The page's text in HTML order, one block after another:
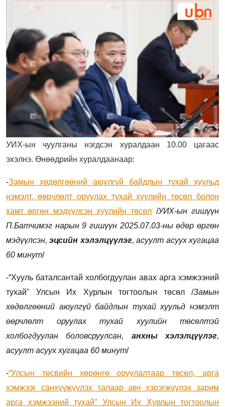
УИХ-ын чуулганы нэгдсэн хуралдаан 10.00 цагаас
эхэлнэ. Өнөөдрийн хуралдаанаар:
-Замын хөдөлгөөний аюулгүй байдлын тухай хуульд
нэмэлт, өөрчлөлт оруулах тухай хуулийн төсөл болон
хамт өргөн мэдүүлсэн хуулийн төсөл /УИХ-ын гишүүн
П.Батчимэг нарын 9 гишүүн 2025.07.03-ны өдөр өргөн
мэдүүлсэн,эцсийн хэлэлцүүлэг, асуулт асуух хугацаа
60 минут/
-“Хууль баталсантай холбогдуулан авах арга хэмжээний
тухай" Улсын Их Хурлын тогтоолын төсөл /Замын
хөдөлгөөний аюулгүй байдлын тухай хуульд нэмэлт
өөрчлөлт оруулах тухай хуулийн төсөлтэй
холбогдуулан боловсруулсан, анхны хэлэлцүүлэг,
асуулт асуух хугацаа 60 минут/
-“Улсын төсвийн хөрөнгө оруулалтаар төсөл, арга
хэмжээг санхүүжүүлэх талаар авч хэрэгжүүлэх зарим
арга хэмжээний тухай” Улсын Их Хурлын тогтоолын